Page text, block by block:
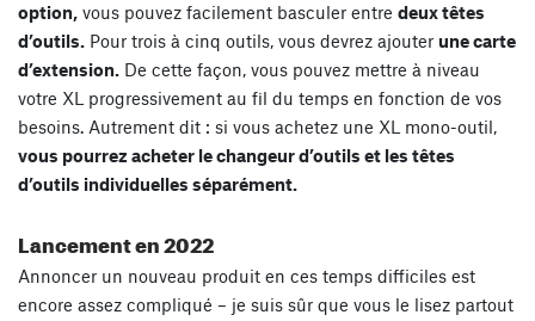
option, vous pouvez facilement basculer entre deux têtes
d’outils. Pour trois à cinq outils, vous devrez ajouter une carte
d’extension. De cette façon, vous pouvez mettre à niveau
votre XL progressivement au fil du temps en fonction de vos
besoins. Autrement dit : si vous achetez une XL mono-outil,
vous pourrez acheter le changeur d’outils et les têtes
d’outils individuelles séparément.
Lancement en 2022
Annoncer un nouveau produit en ces temps difficiles est
encore assez compliqué – je suis sûr que vous le lisez partout